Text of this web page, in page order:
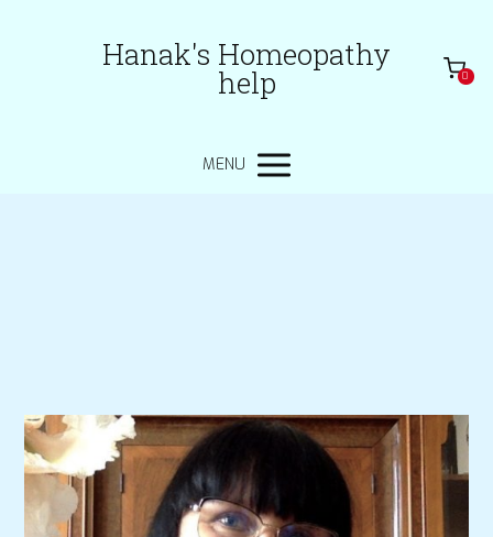
Hanak's Homeopathy
help 0
MENU